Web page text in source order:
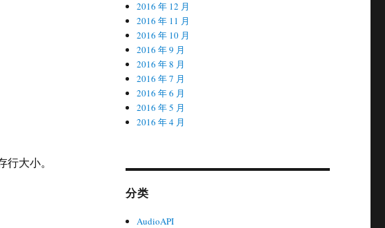
大小。
2016 年 12 月
2016 年 11 月
2016 年 10 月
2016 年 9 月
2016 年 8 月
2016 年 7 月
2016 年 6 月
2016 年 5 月
2016 年 4 月
分类
AudioAPI